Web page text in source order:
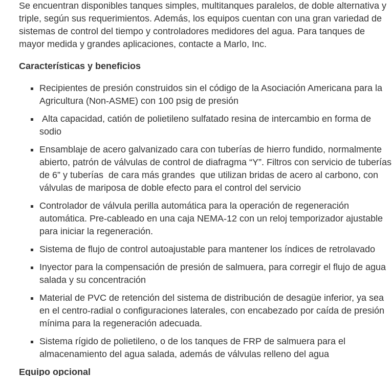
Se encuentran disponibles tanques simples, multitanques paralelos, de doble alternativa y
triple, según sus requerimientos. Además, los equipos cuentan con una gran variedad de
sistemas de control del tiempo y controladores medidores del agua. Para tanques de
mayor medida y grandes aplicaciones, contacte a Marlo, Inc.
Características y beneficios
Recipientes de presión construidos sin el código de la Asociación Americana para la
Agricultura (Non-ASME) con 100 psig de presión
Alta capacidad, catión de polietileno sulfatado resina de intercambio en forma de
sodio
Ensamblaje de acero galvanizado cara con tuberías de hierro fundido, normalmente
abierto, patrón de válvulas de control de diafragma “Y”. Filtros con servicio de tuberías
de 6” y tuberías de cara más grandes que utilizan bridas de acero al carbono, con
válvulas de mariposa de doble efecto para el control del servicio
Controlador de válvula perilla automática para la operación de regeneración
automática. Pre-cableado en una caja NEMA-12 con un reloj temporizador ajustable
para iniciar la regeneración.
Sistema de flujo de control autoajustable para mantener los índices de retrolavado
Inyector para la compensación de presión de salmuera, para corregir el flujo de agua
salada y su concentración
Material de PVC de retención del sistema de distribución de desagüe inferior, ya sea
en el centro-radial o configuraciones laterales, con encabezado por caída de presión
mínima para la regeneración adecuada.
Sistema rígido de polietileno, o de los tanques de FRP de salmuera para el
almacenamiento del agua salada, además de válvulas relleno del agua
Equipo opcional